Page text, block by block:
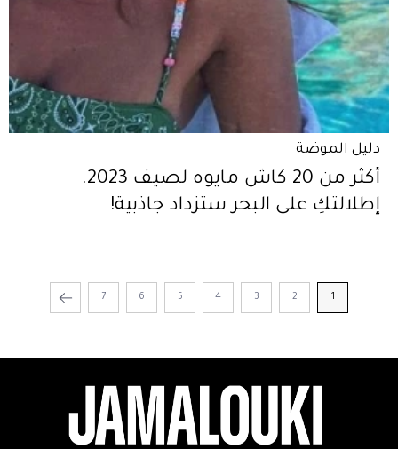
دليل الموضة
أكثر من 20 كاش مايوه لصيف 2023.
إطلالتكِ على البحر ستزداد جاذبية!
1
2
3
4
5
6
7